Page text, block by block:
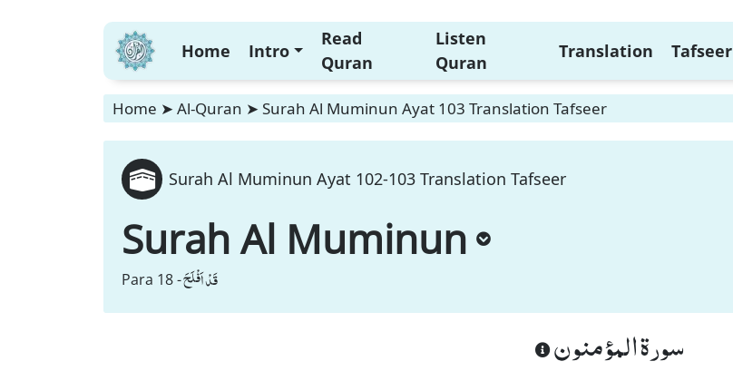
Home Intro
Read
Quran
Listen
Quran
Translation Tafseer
Home ➤ Al-Quran ➤ Surah Al Muminun Ayat 103 Translation Tafseer
Surah Al Muminun Ayat 102-103 Translation Tafseer
Surah Al Muminun
Para 18 -قَدْ اَفْلَحَ
سورة المؤمنون